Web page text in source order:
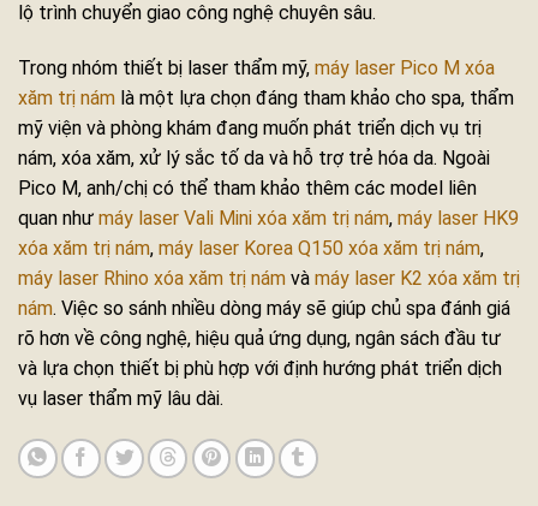
lộ trình chuyển giao công nghệ chuyên sâu.
Trong nhóm thiết bị laser thẩm mỹ, máy laser Pico M xóa
xăm trị nám là một lựa chọn đáng tham khảo cho spa, thẩm
mỹ viện và phòng khám đang muốn phát triển dịch vụ trị
nám, xóa xăm, xử lý sắc tố da và hỗ trợ trẻ hóa da. Ngoài
Pico M, anh/chị có thể tham khảo thêm các model liên
quan như máy laser Vali Mini xóa xăm trị nám, máy laser HK9
xóa xăm trị nám, máy laser Korea Q150 xóa xăm trị nám,
máy laser Rhino xóa xăm trị nám và máy laser K2 xóa xăm trị
nám. Việc so sánh nhiều dòng máy sẽ giúp chủ spa đánh giá
rõ hơn về công nghệ, hiệu quả ứng dụng, ngân sách đầu tư
và lựa chọn thiết bị phù hợp với định hướng phát triển dịch
vụ laser thẩm mỹ lâu dài.